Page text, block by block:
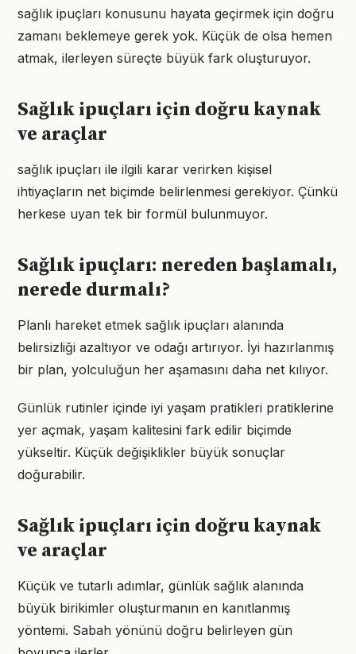
sağlık ipuçları konusunu hayata geçirmek için doğru
zamanı beklemeye gerek yok. Küçük de olsa hemen
atmak, ilerleyen süreçte büyük fark oluşturuyor.
Sağlık ipuçları için doğru kaynak
ve araçlar
sağlık ipuçları ile ilgili karar verirken kişisel
ihtiyaçların net biçimde belirlenmesi gerekiyor. Çünkü
herkese uyan tek bir formül bulunmuyor.
Sağlık ipuçları: nereden başlamalı,
nerede durmalı?
Planlı hareket etmek sağlık ipuçları alanında
belirsizliği azaltıyor ve odağı artırıyor. İyi hazırlanmış
bir plan, yolculuğun her aşamasını daha net kılıyor.
Günlük rutinler içinde iyi yaşam pratikleri pratiklerine
yer açmak, yaşam kalitesini fark edilir biçimde
yükseltir. Küçük değişiklikler büyük sonuçlar
doğurabilir.
Sağlık ipuçları için doğru kaynak
ve araçlar
Küçük ve tutarlı adımlar, günlük sağlık alanında
büyük birikimler oluşturmanın en kanıtlanmış
yöntemi. Sabah yönünü doğru belirleyen gün